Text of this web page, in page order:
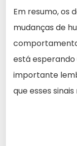
Em resumo, os
mudanças de
está esperando
importante
que esses